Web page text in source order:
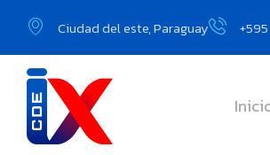
Ciudad del este, Paraguay